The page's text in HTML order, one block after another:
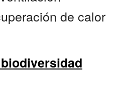
de calor